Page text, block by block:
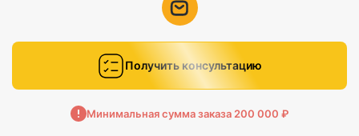
Получить консультацию
Минимальная сумма заказа 200 000 ₽